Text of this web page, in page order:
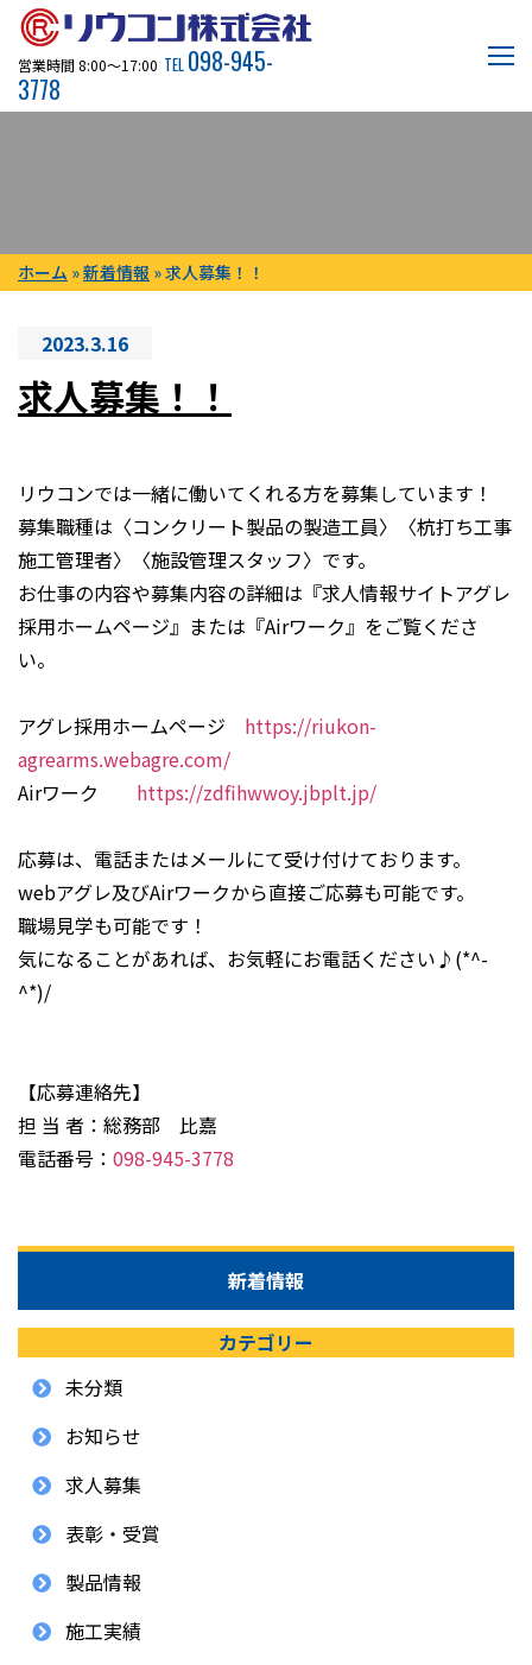
営業時間 8:00〜17:00 TEL 098-945-
3778
ホーム »新着情報 »求人募集！！
2023.3.16
求人募集！！
リウコンでは一緒に働いてくれる方を募集しています！
募集職種は〈コンクリート製品の製造工員〉〈杭打ち工事
施工管理者〉〈施設管理スタッフ〉です。
お仕事の内容や募集内容の詳細は『求人情報サイトアグレ
採用ホームページ』または『Airワーク』をご覧くださ
い。
アグレ採用ホームページ https://riukon-
agrearms.webagre.com/
Airワーク https://zdfihwwoy.jbplt.jp/
応募は、電話またはメールにて受け付けております。
webアグレ及びAirワークから直接ご応募も可能です。
職場見学も可能です！
気になることがあれば、お気軽にお電話ください♪(*^-
^*)/
【応募連絡先】
担 当 者：総務部 比嘉
電話番号： 098-945-3778
新着情報
カテゴリー
未分類
お知らせ
求人募集
表彰・受賞
製品情報
施工実績